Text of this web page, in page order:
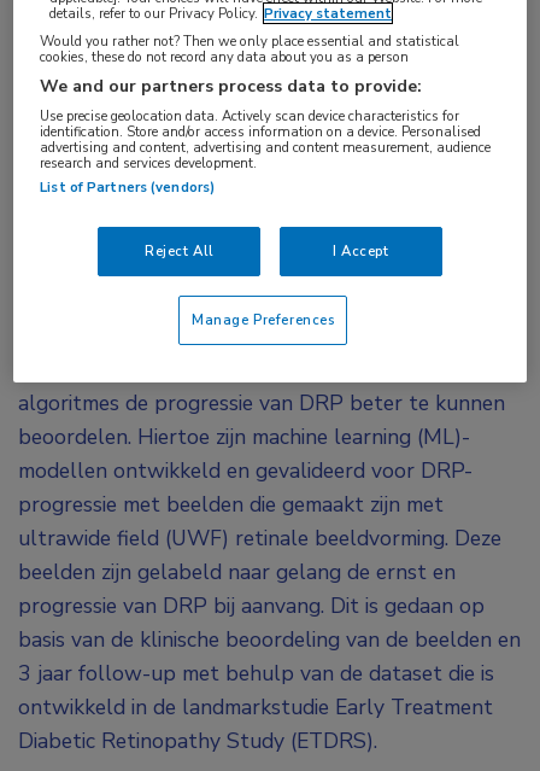
Met nieuw ontwikkelde machine learning-
modellen blijkt AI voor 91% de progressie van
diabetische retinopathie (DRP) juist in te kunnen
schatten. Het beoordelen van het risico op
progressie van DRP is klinisch moeilijk door de
Mogelijk kan AI hierbij helpen.
Doel van de studie ‘Identifying the Risk of Diabetic
Retinopathy Progression Using Machine Learning on
algoritmes de progressie van DRP beter te kunnen
beoordelen. Hiertoe zijn machine learning (ML)-
modellen ontwikkeld en gevalideerd voor DRP-
progressie met beelden die gemaakt zijn met
ultrawide field (UWF) retinale beeldvorming. Deze
beelden zijn gelabeld naar gelang de ernst en
progressie van DRP bij aanvang. Dit is gedaan op
basis van de klinische beoordeling van de beelden en
3 jaar follow-up met behulp van de dataset die is
ontwikkeld in de landmarkstudie Early Treatment
Diabetic Retinopathy Study (ETDRS).
details, refer to our Privacy Policy. Privacy statement
Would you rather not? Then we only place essential and statistical
cookies, these do not record any data about you as a person
We and our partners process data to provide:
Use precise geolocation data. Actively scan device characteristics for
identification. Store and/or access information on a device. Personalised
advertising and content, advertising and content measurement, audience
research and services development.
List of Partners (vendors)
Reject All I Accept
Manage Preferences